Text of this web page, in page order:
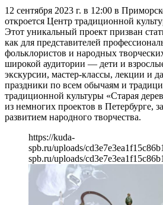
12 сентября 2023 г. в 12:00 в
откроется Центр традиционной
Этот уникальный проект призван
как для представителей
фольклористов и народных
широкой аудитории — дети и
экскурсии, мастер-классы, лекции и
праздники по всем обычаям и
традиционной культуры «Старая
из немногих проектов в Петербурге,
развитием народного творчества.
https://kuda-
spb.ru/uploads/
spb.ru/uploads/